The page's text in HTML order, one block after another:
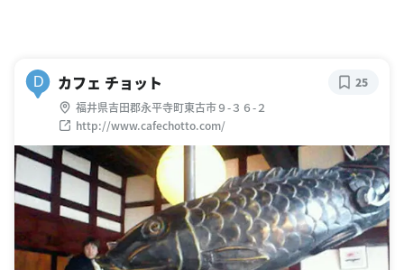
D カフェ チョット
福井県吉田郡永平寺町東古市９-３６-２
http://www.cafechotto.com/
25